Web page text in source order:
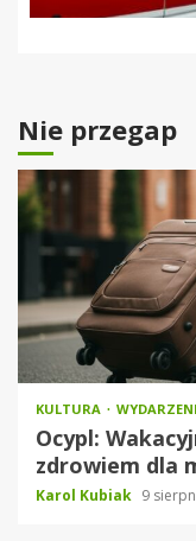
Nie przegap
KULTURA
Ocypl:
zdrowiem dla
Karol Kubiak 9